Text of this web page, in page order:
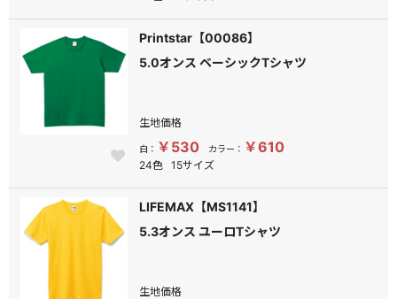
Printstar【00086】
5.0オンス ベーシックTシャツ
生地価格
白： ￥530 カラー： ￥610
24色 15サイズ
LIFEMAX【MS1141】
5.3オンス ユーロTシャツ
生地価格